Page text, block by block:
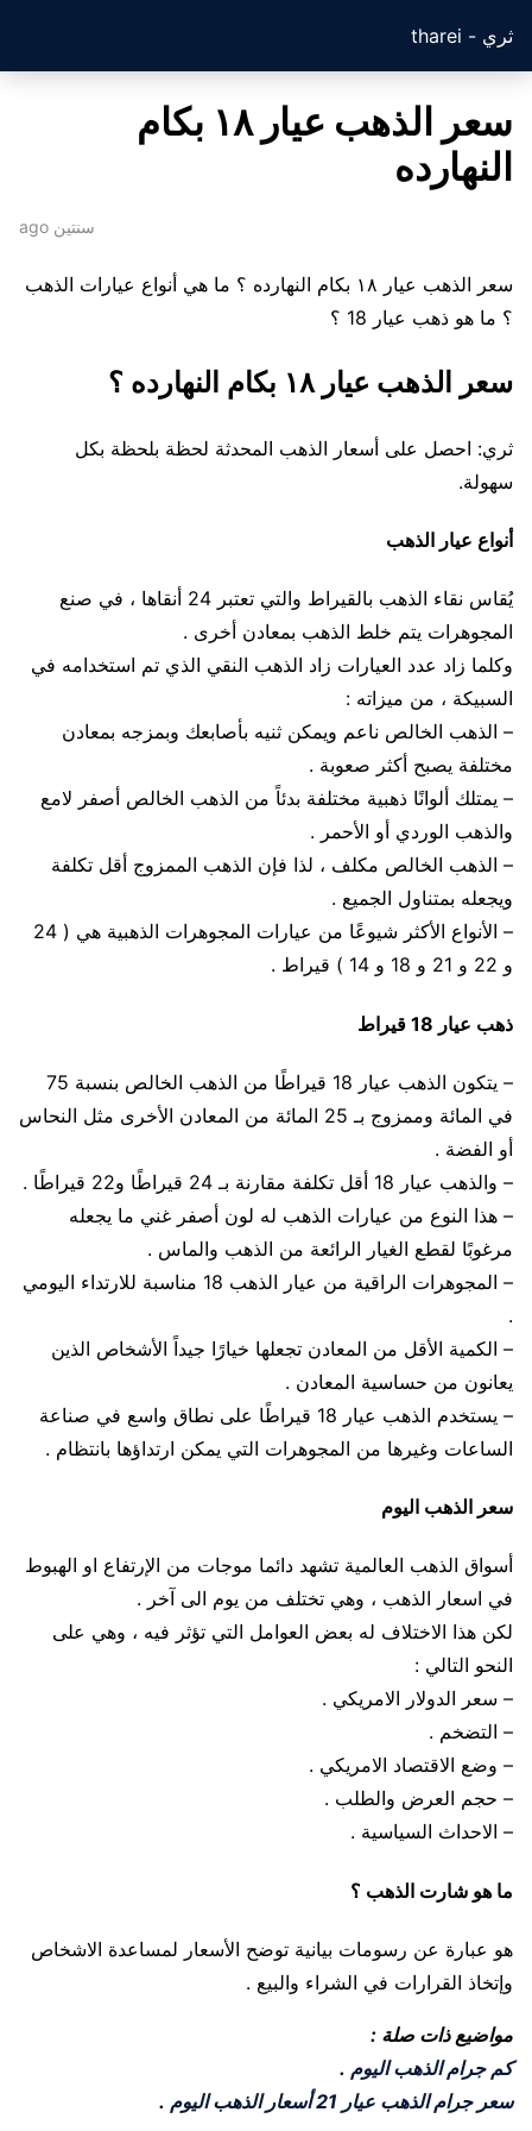
ثري - tharei
سعر الذهب عيار ١٨ بكام
النهارده
سنتين ago
سعر الذهب عيار ١٨ بكام النهارده ؟ ما هي أنواع عيارات الذهب
؟ ما هو ذهب عيار 18 ؟
سعر الذهب عيار ١٨ بكام النهارده ؟
ثري: احصل على أسعار الذهب المحدثة لحظة بلحظة بكل
سهولة.
أنواع عيار الذهب
يُقاس نقاء الذهب بالقيراط والتي تعتبر 24 أنقاها ، في صنع
المجوهرات يتم خلط الذهب بمعادن أخرى .
وكلما زاد عدد العيارات زاد الذهب النقي الذي تم استخدامه في
السبيكة ، من ميزاته :
– الذهب الخالص ناعم ويمكن ثنيه بأصابعك وبمزجه بمعادن
مختلفة يصبح أكثر صعوبة .
– يمتلك ألوانًا ذهبية مختلفة بدئاً من الذهب الخالص أصفر لامع
والذهب الوردي أو الأحمر .
– الذهب الخالص مكلف ، لذا فإن الذهب الممزوج أقل تكلفة
ويجعله بمتناول الجميع .
– الأنواع الأكثر شيوعًا من عيارات المجوهرات الذهبية هي ( 24
و 22 و 21 و 18 و 14 ) قيراط .
ذهب عيار 18 قيراط
– يتكون الذهب عيار 18 قيراطًا من الذهب الخالص بنسبة 75
في المائة وممزوج بـ 25 المائة من المعادن الأخرى مثل النحاس
أو الفضة .
– والذهب عيار 18 أقل تكلفة مقارنة بـ 24 قيراطًا و22 قيراطًا .
– هذا النوع من عيارات الذهب له لون أصفر غني ما يجعله
مرغوبًا لقطع الغيار الرائعة من الذهب والماس .
– المجوهرات الراقية من عيار الذهب 18 مناسبة للارتداء اليومي
.
– الكمية الأقل من المعادن تجعلها خيارًا جيداً الأشخاص الذين
يعانون من حساسية المعادن .
– يستخدم الذهب عيار 18 قيراطًا على نطاق واسع في صناعة
الساعات وغيرها من المجوهرات التي يمكن ارتداؤها بانتظام .
سعر الذهب اليوم
أسواق الذهب العالمية تشهد دائما موجات من الإرتفاع او الهبوط
في اسعار الذهب ، وهي تختلف من يوم الى آخر .
لكن هذا الاختلاف له بعض العوامل التي تؤثر فيه ، وهي على
النحو التالي :
– سعر الدولار الامريكي .
– التضخم .
– وضع الاقتصاد الامريكي .
– حجم العرض والطلب .
– الاحداث السياسية .
ما هو شارت الذهب ؟
هو عبارة عن رسومات بيانية توضح الأسعار لمساعدة الاشخاص
وإتخاذ القرارات في الشراء والبيع .
مواضيع ذات صلة :
كم جرام الذهب اليوم .
سعر جرام الذهب عيار 21 أسعار الذهب اليوم
.